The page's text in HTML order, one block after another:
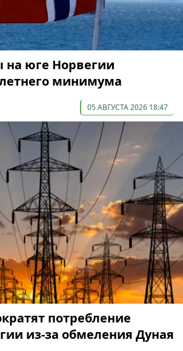
на юге Норвегии
минимума
05 АВГУСТА 2026 18:47
потребление
из-за обмеления Дуная